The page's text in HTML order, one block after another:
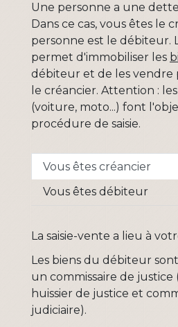
Une personne a une
Dans ce cas, vous êtes le
personne est le débiteur.
permet d'immobiliser les
débiteur et de les
le créancier. Attention :
(voiture, moto...) font
procédure de saisie.
Vous êtes créancier
Vous êtes débiteur
La saisie-vente a lieu à
Les biens du débiteur
un commissaire de
huissier de justice et
judiciaire).